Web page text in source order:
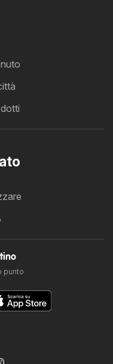
punto